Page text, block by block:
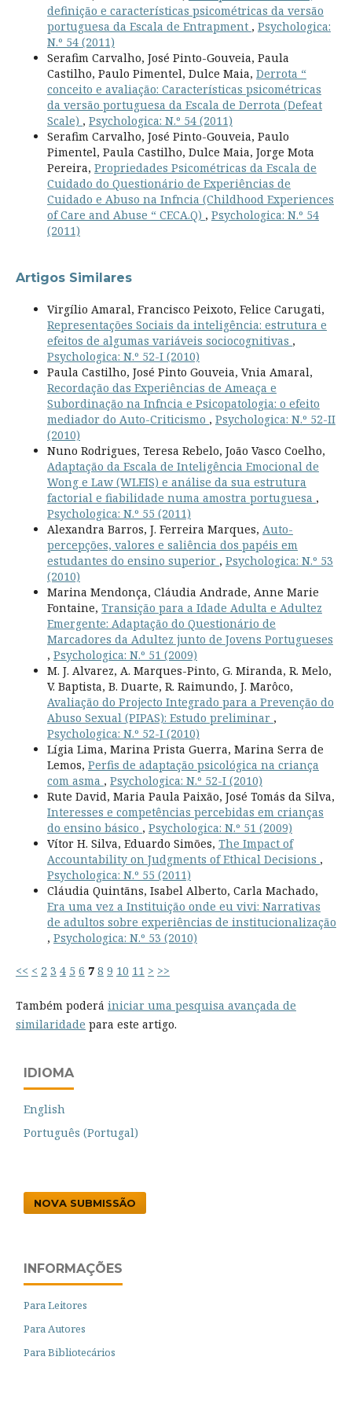
definição e características psicométricas da versão
portuguesa da Escala de Entrapment , Psychologica:
N.º 54 (2011)
Serafim Carvalho, José Pinto-Gouveia, Paula
Castilho, Paulo Pimentel, Dulce Maia, Derrota “
conceito e avaliação: Características psicométricas
da versão portuguesa da Escala de Derrota (Defeat
Scale) , Psychologica: N.º 54 (2011)
Serafim Carvalho, José Pinto-Gouveia, Paulo
Pimentel, Paula Castilho, Dulce Maia, Jorge Mota
Pereira, Propriedades Psicométricas da Escala de
Cuidado do Questionário de Experiências de
Cuidado e Abuso na Infncia (Childhood Experiences
of Care and Abuse “ CECA.Q) , Psychologica: N.º 54
(2011)
Artigos Similares
Virgílio Amaral, Francisco Peixoto, Felice Carugati,
Representações Sociais da inteligência: estrutura e
efeitos de algumas variáveis sociocognitivas ,
Psychologica: N.º 52-I (2010)
Paula Castilho, José Pinto Gouveia, Vnia Amaral,
Recordação das Experiências de Ameaça e
Subordinação na Infncia e Psicopatologia: o efeito
mediador do Auto-Criticismo , Psychologica: N.º 52-II
(2010)
Nuno Rodrigues, Teresa Rebelo, João Vasco Coelho,
Adaptação da Escala de Inteligência Emocional de
Wong e Law (WLEIS) e análise da sua estrutura
factorial e fiabilidade numa amostra portuguesa ,
Psychologica: N.º 55 (2011)
Alexandra Barros, J. Ferreira Marques, Auto-
percepções, valores e saliência dos papéis em
estudantes do ensino superior , Psychologica: N.º 53
(2010)
Marina Mendonça, Cláudia Andrade, Anne Marie
Fontaine, Transição para a Idade Adulta e Adultez
Emergente: Adaptação do Questionário de
Marcadores da Adultez junto de Jovens Portugueses
, Psychologica: N.º 51 (2009)
M. J. Alvarez, A. Marques-Pinto, G. Miranda, R. Melo,
V. Baptista, B. Duarte, R. Raimundo, J. Marôco,
Avaliação do Projecto Integrado para a Prevenção do
Abuso Sexual (PIPAS): Estudo preliminar ,
Psychologica: N.º 52-I (2010)
Lígia Lima, Marina Prista Guerra, Marina Serra de
Lemos, Perfis de adaptação psicológica na criança
com asma , Psychologica: N.º 52-I (2010)
Rute David, Maria Paula Paixão, José Tomás da Silva,
Interesses e competências percebidas em crianças
do ensino básico , Psychologica: N.º 51 (2009)
Vítor H. Silva, Eduardo Simões, The Impact of
Accountability on Judgments of Ethical Decisions ,
Psychologica: N.º 55 (2011)
Cláudia Quintãns, Isabel Alberto, Carla Machado,
Era uma vez a Instituição onde eu vivi: Narrativas
de adultos sobre experiências de institucionalização
, Psychologica: N.º 53 (2010)
<< < 2 3 4 5 6 7 8 9 10 11 > >>
Também poderá iniciar uma pesquisa avançada de
similaridade para este artigo.
IDIOMA
English
Português (Portugal)
NOVA SUBMISSÃO
INFORMAÇÕES
Para Leitores
Para Autores
Para Bibliotecários